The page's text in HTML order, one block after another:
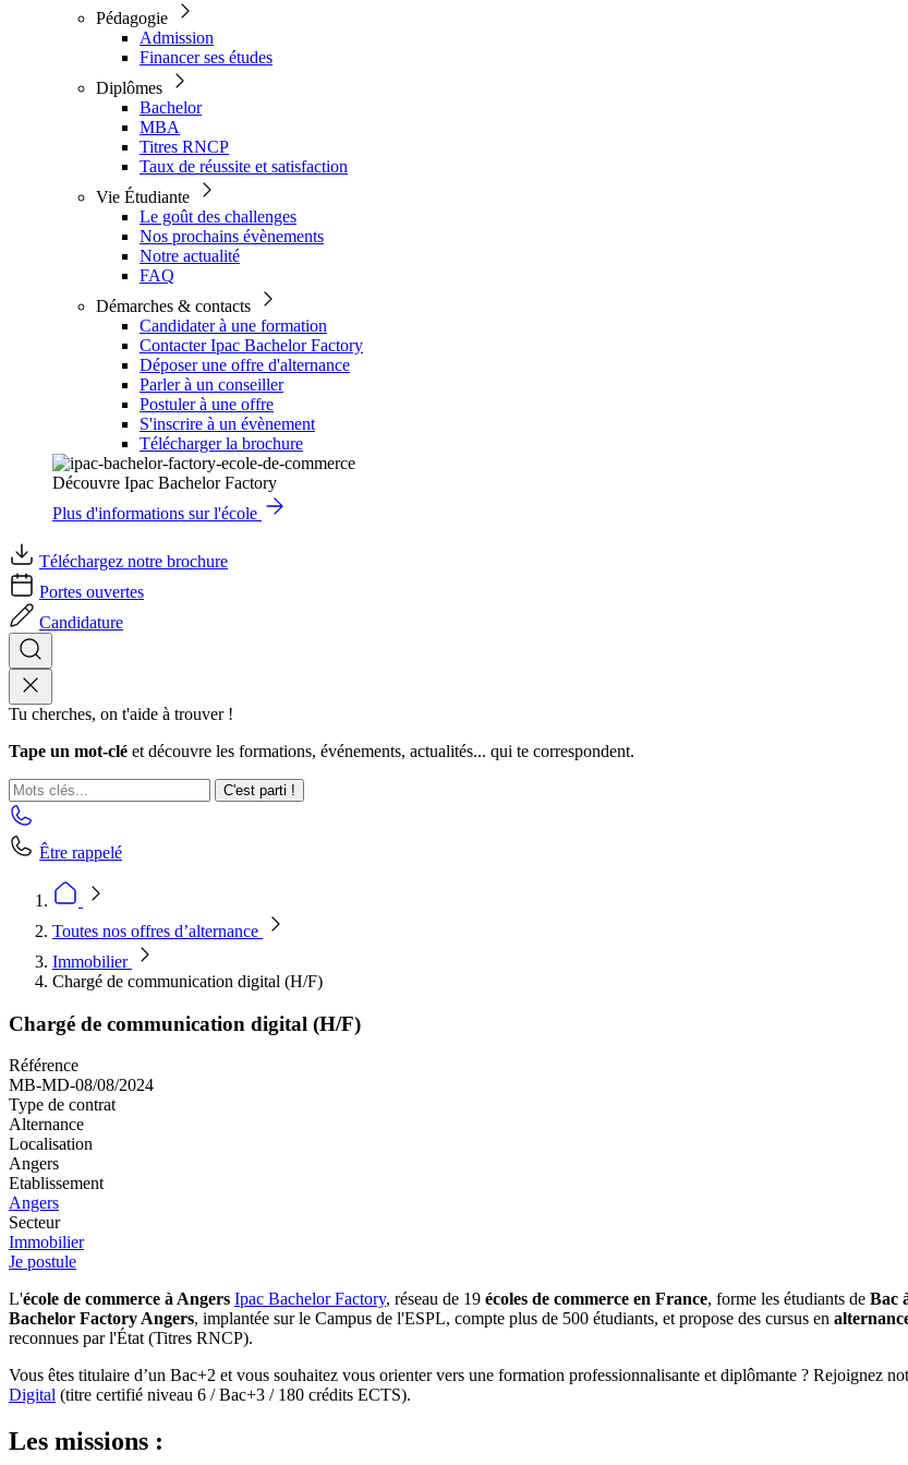
Pédagogie
Admission
Financer ses études
Diplômes
Bachelor
MBA
Titres RNCP
Taux de réussite et satisfaction
Vie Étudiante
Le goût des challenges
Nos prochains évènements
Notre actualité
FAQ
Démarches & contacts
Candidater à une formation
Contacter Ipac Bachelor Factory
Déposer une offre d'alternance
Parler à un conseiller
Postuler à une offre
S'inscrire à un évènement
Télécharger la brochure
Découvre Ipac Bachelor Factory
Plus d'informations sur l'école
Téléchargez notre brochure
Portes ouvertes
Candidature
Tu cherches, on t'aide à trouver !
Tape un mot-clé et découvre les formations, événements, actualités... qui te correspondent.
C'est parti !
Être rappelé
Toutes nos offres d’alternance
Immobilier
Chargé de communication digital (H/F)
Chargé de communication digital (H/F)
Référence
MB-MD-08/08/2024
Type de contrat
Alternance
Localisation
Angers
Etablissement
Angers
Secteur
Immobilier
Je postule
L'école de commerce à Angers Ipac Bachelor Factory, réseau de 19 écoles de commerce en France, forme les étudiants de Bac
Bachelor Factory Angers, implantée sur le Campus de l'ESPL, compte plus de 500 étudiants, et propose des cursus en
reconnues par l'État (Titres RNCP).
Vous êtes titulaire d’un Bac+2 et vous souhaitez vous orienter vers une formation professionnalisante et diplômante ? Rejoignez
Digital (titre certifié niveau 6 / Bac+3 / 180 crédits ECTS).
Les missions :